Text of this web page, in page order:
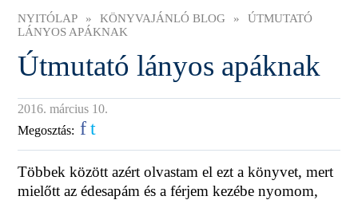
NYITÓLAP » KÖNYVAJÁNLÓ BLOG »
ÚTMUTATÓ
LÁNYOS APÁKNAK
Útmutató lányos apáknak
2016. március 10.
Megosztás: ft
Többek között azért olvastam el ezt a könyvet, mert
mielőtt az édesapám és a férjem kezébe nyomom,